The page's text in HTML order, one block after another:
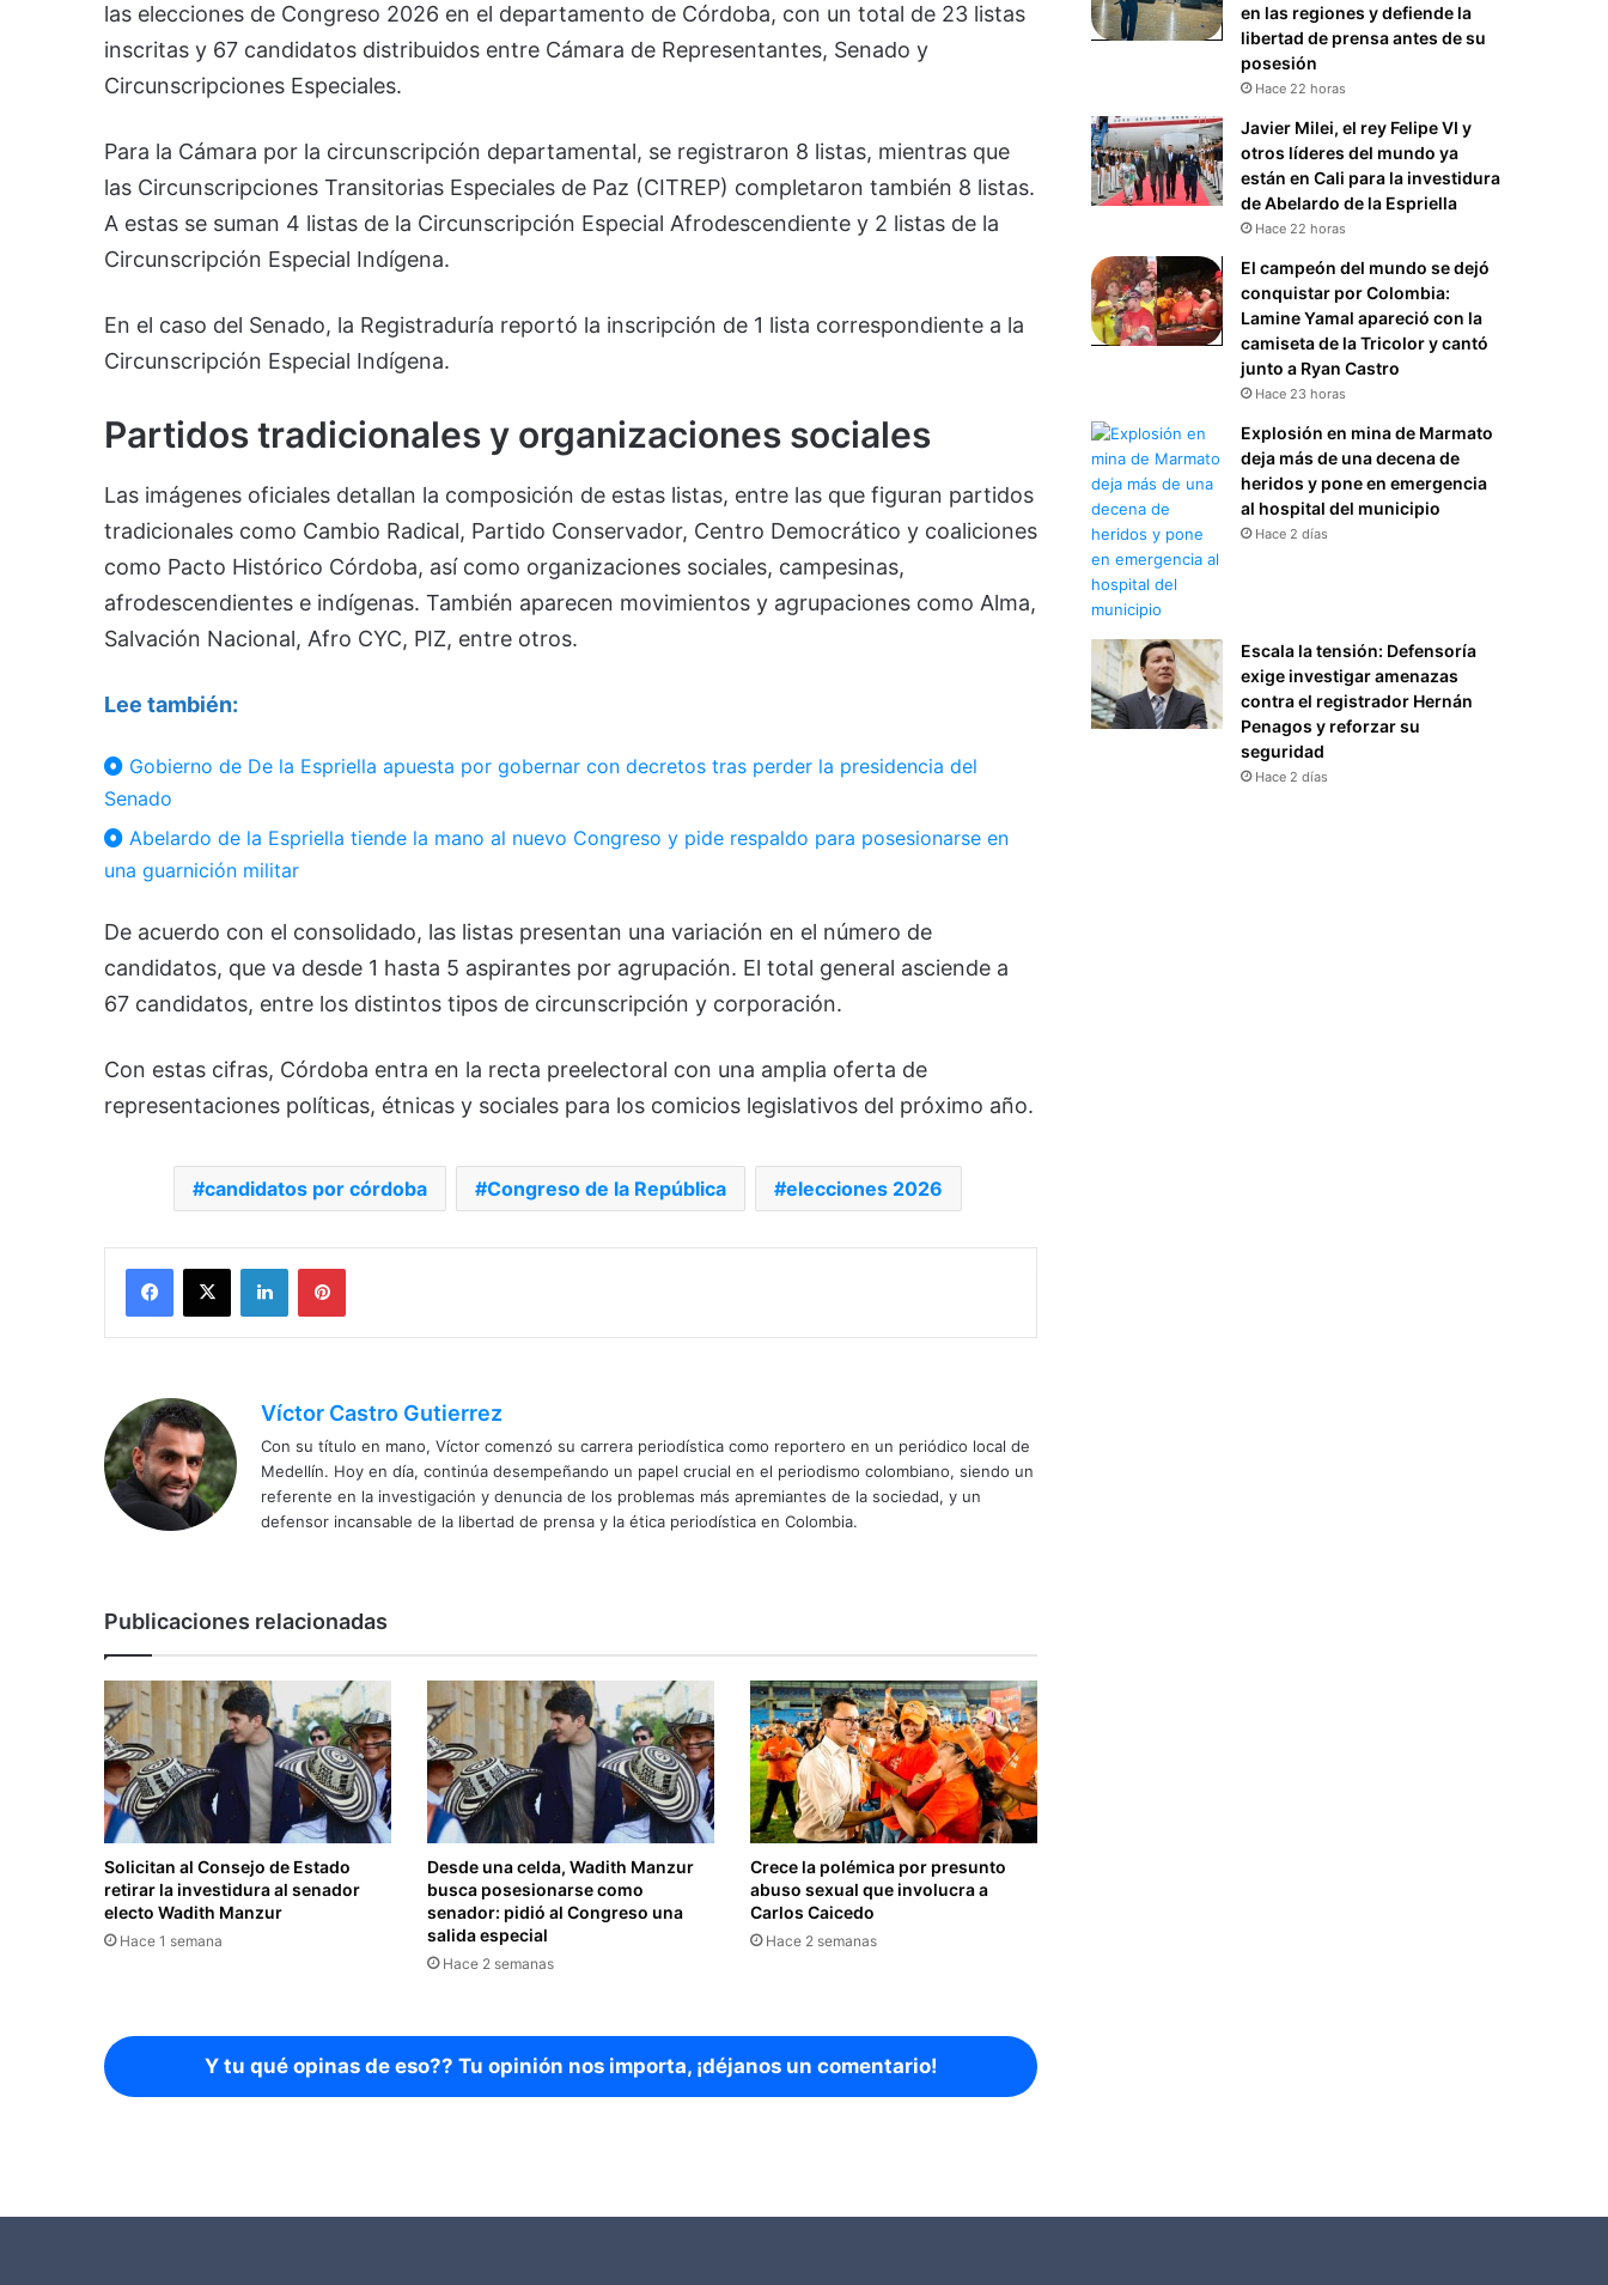
las elecciones de Congreso 2026 en el departamento de Córdoba, con un total de 23 listas
inscritas y 67 candidatos distribuidos entre Cámara de Representantes, Senado y
Circunscripciones Especiales.
Para la Cámara por la circunscripción departamental, se registraron 8 listas, mientras que
las Circunscripciones Transitorias Especiales de Paz (CITREP) completaron también 8 listas.
A estas se suman 4 listas de la Circunscripción Especial Afrodescendiente y 2 listas de la
Circunscripción Especial Indígena.
En el caso del Senado, la Registraduría reportó la inscripción de 1 lista correspondiente a la
Circunscripción Especial Indígena.
Partidos tradicionales y organizaciones sociales
Las imágenes oficiales detallan la composición de estas listas, entre las que figuran partidos
tradicionales como Cambio Radical, Partido Conservador, Centro Democrático y coaliciones
como Pacto Histórico Córdoba, así como organizaciones sociales, campesinas,
afrodescendientes e indígenas. También aparecen movimientos y agrupaciones como Alma,
Salvación Nacional, Afro CYC, PIZ, entre otros.
Lee también:
Gobierno de De la Espriella apuesta por gobernar con decretos tras perder la presidencia del
Senado
Abelardo de la Espriella tiende la mano al nuevo Congreso y pide respaldo para posesionarse en
una guarnición militar
De acuerdo con el consolidado, las listas presentan una variación en el número de
candidatos, que va desde 1 hasta 5 aspirantes por agrupación. El total general asciende a
67 candidatos, entre los distintos tipos de circunscripción y corporación.
Con estas cifras, Córdoba entra en la recta preelectoral con una amplia oferta de
representaciones políticas, étnicas y sociales para los comicios legislativos del próximo año.
candidatos por córdoba Congreso de la República elecciones 2026
Facebook
X LinkedInPinterest
Víctor Castro Gutierrez
Con su título en mano, Víctor comenzó su carrera periodística como reportero en un periódico local de
Medellín. Hoy en día, continúa desempeñando un papel crucial en el periodismo colombiano, siendo un
referente en la investigación y denuncia de los problemas más apremiantes de la sociedad, y un
defensor incansable de la libertad de prensa y la ética periodística en Colombia.
Publicaciones relacionadas
Solicitan al Consejo de Estado
retirar la investidura al senador
electo Wadith Manzur
Hace 1 semana
Desde una celda, Wadith Manzur
busca posesionarse como
senador: pidió al Congreso una
salida especial
Hace 2 semanas
Crece la polémica por presunto
abuso sexual que involucra a
Carlos Caicedo
Hace 2 semanas
Y tu qué opinas de eso?? Tu opinión nos importa, ¡déjanos un comentario!
en las regiones y defiende la
libertad de prensa antes de su
posesión
Hace 22 horas
Javier Milei, el rey Felipe VI y
otros líderes del mundo ya
están en Cali para la investidura
de Abelardo de la Espriella
Hace 22 horas
El campeón del mundo se dejó
conquistar por Colombia:
Lamine Yamal apareció con la
camiseta de la Tricolor y cantó
junto a Ryan Castro
Hace 23 horas
Explosión en mina de Marmato
deja más de una decena de
heridos y pone en emergencia
al hospital del municipio
Hace 2 días
Escala la tensión: Defensoría
exige investigar amenazas
contra el registrador Hernán
Penagos y reforzar su
seguridad
Hace 2 días